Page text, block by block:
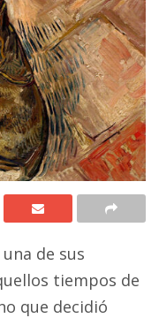
de sus
tiempos de
que decidió